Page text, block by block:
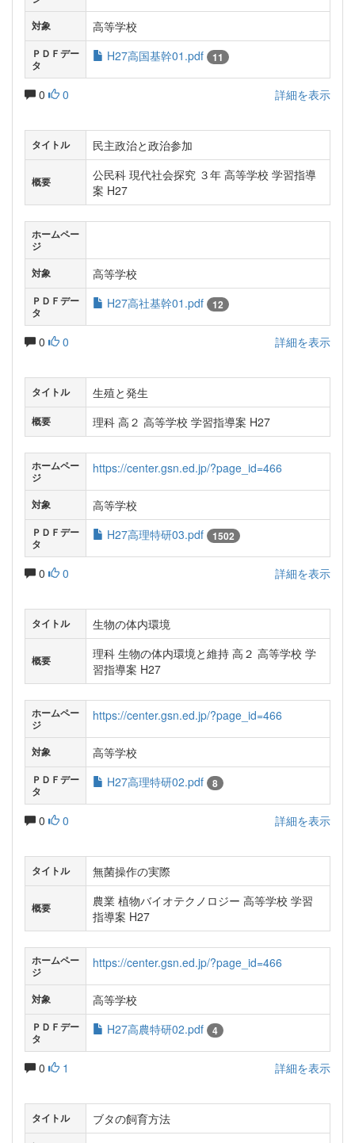
対象 高等学校
ＰＤＦデー
タ
H27高国基幹01.pdf 11
0 0 詳細を表示
タイトル 民主政治と政治参加
概要
公民科 現代社会探究 ３年 高等学校 学習指導
案 H27
ホームペー
ジ
対象
高等学校
ＰＤＦデー
タ
H27高社基幹01.pdf 12
0 0 詳細を表示
タイトル 生殖と発生
概要 理科 高２ 高等学校 学習指導案 H27
ホームペー
ジ
https://center.gsn.ed.jp/?page_id=466
対象 高等学校
ＰＤＦデー
タ
H27高理特研03.pdf 1502
0 0 詳細を表示
タイトル 生物の体内環境
概要
理科 生物の体内環境と維持 高２ 高等学校 学
習指導案 H27
ホームペー
ジ
https://center.gsn.ed.jp/?page_id=466
対象 高等学校
ＰＤＦデー
タ
H27高理特研02.pdf 8
0 0 詳細を表示
タイトル 無菌操作の実際
概要
農業 植物バイオテクノロジー 高等学校 学習
指導案 H27
ホームペー
ジ
https://center.gsn.ed.jp/?page_id=466
対象 高等学校
ＰＤＦデー
タ
H27高農特研02.pdf 4
0 1 詳細を表示
タイトル ブタの飼育方法